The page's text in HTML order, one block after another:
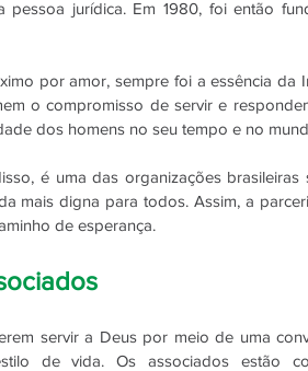
jurídica. Em 1980, foi então
por amor, sempre foi a essência da
o compromisso de servir e
dos homens no seu tempo e no
é uma das organizações
mais digna para todos. Assim, a
de esperança.
servir a Deus por meio de uma
de vida. Os associados estão